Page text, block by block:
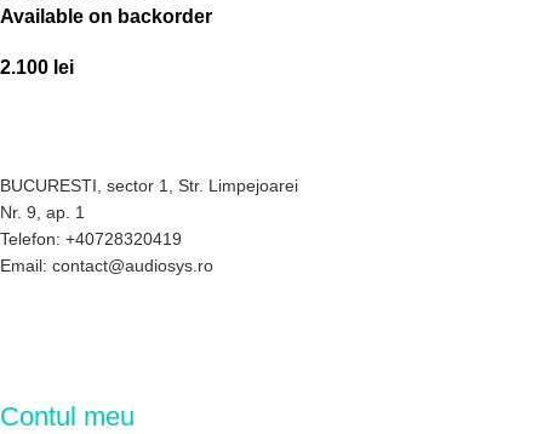
Available on backorder
2.100 lei
BUCURESTI, sector 1, Str. Limpejoarei
Nr. 9, ap. 1
Telefon: +40728320419
Email: contact@audiosys.ro
Contul meu